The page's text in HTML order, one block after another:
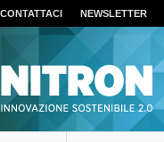
CONTATTACI NEWSLETTER